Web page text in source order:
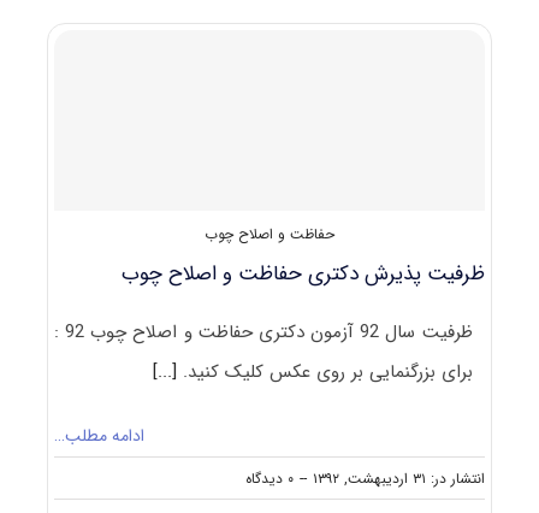
و
حفاظت و اصلاح چوب
ظرفیت پذیرش دکتری حفاظت و اصلاح چوب
ظرفیت سال 92 آزمون دکتری حفاظت و اصلاح چوب 92 :
برای بزرگنمایی بر روی عکس کلیک کنید. [...]
ادامه مطلب…
انتشار در: ۳۱ اردیبهشت, ۱۳۹۲ -- ۰ دیدگاه
on
ظرفیت